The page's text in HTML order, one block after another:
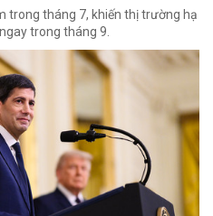
trong tháng 7, khiến thị trường hạ
trong tháng 9.